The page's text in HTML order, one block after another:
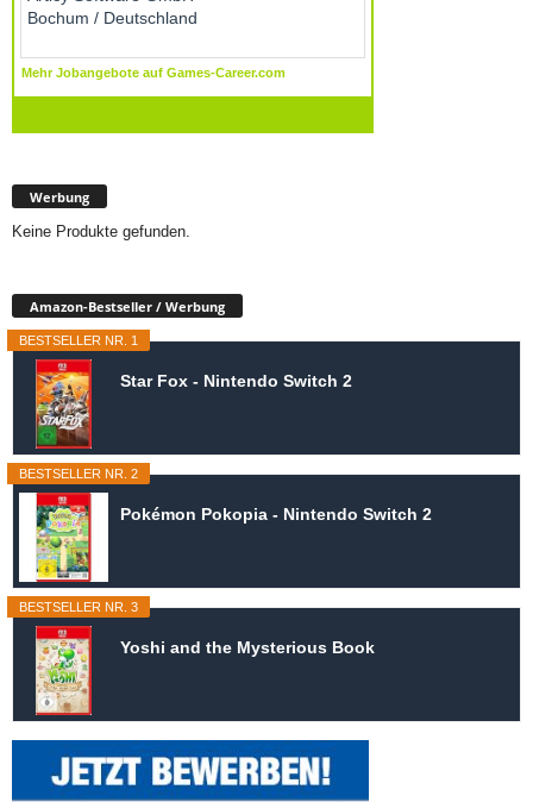
Werbung
Keine Produkte gefunden.
Amazon-Bestseller / Werbung
BESTSELLER NR. 1
Star Fox - Nintendo Switch 2
BESTSELLER NR. 2
Pokémon Pokopia - Nintendo Switch 2
BESTSELLER NR. 3
Yoshi and the Mysterious Book